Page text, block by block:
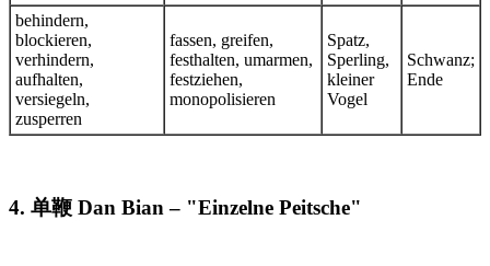
behindern,
blockieren,
verhindern,
aufhalten,
versiegeln,
zusperren
fassen, greifen,
festhalten, umarmen,
festziehen,
monopolisieren
Spatz,
Sperling,
kleiner
Vogel
Schwanz;
Ende
4. 单鞭 Dan Bian – "Einzelne Peitsche"